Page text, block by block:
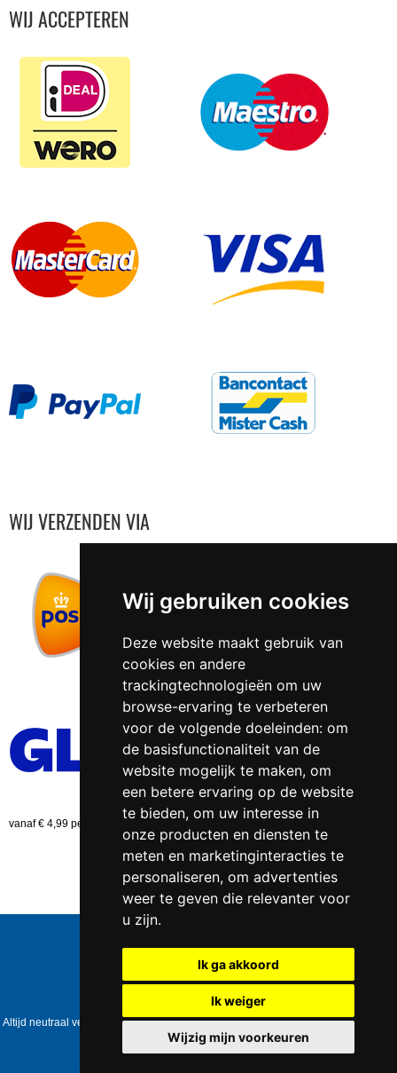
Wij gebruiken cookies
Deze website maakt gebruik van
cookies en andere
trackingtechnologieën om uw
browse-ervaring te verbeteren
voor de volgende doeleinden: om
de basisfunctionaliteit van de
website mogelijk te maken, om
een betere ervaring op de website
te bieden, om uw interesse in
onze producten en diensten te
meten en marketinginteracties te
personaliseren, om advertenties
weer te geven die relevanter voor
u zijn.
Ik ga akkoord
Ik weiger
Wijzig mijn voorkeuren
WIJ ACCEPTEREN
WIJ VERZENDEN VIA
vanaf € 4,99 per bestelling (NL)
Telefoonnummer:
KVK-nummer:5085.3279 teEnschede
NL823086161B01
IBAN:DE39 4016 4024 0162 9257 00
Copyright © 2006-2026Healthpower.nl
Altijd neutraal verpakt • Geen expliciete vermelding op het pakket • Op werkdagen
voor 17:00 besteld = dezelfde dag verzonden
Update cookies preferences